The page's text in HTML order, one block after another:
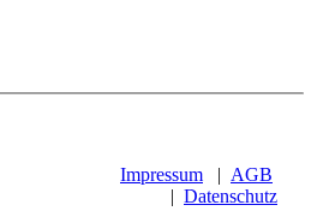
Impressum | AGB
| Datenschutz